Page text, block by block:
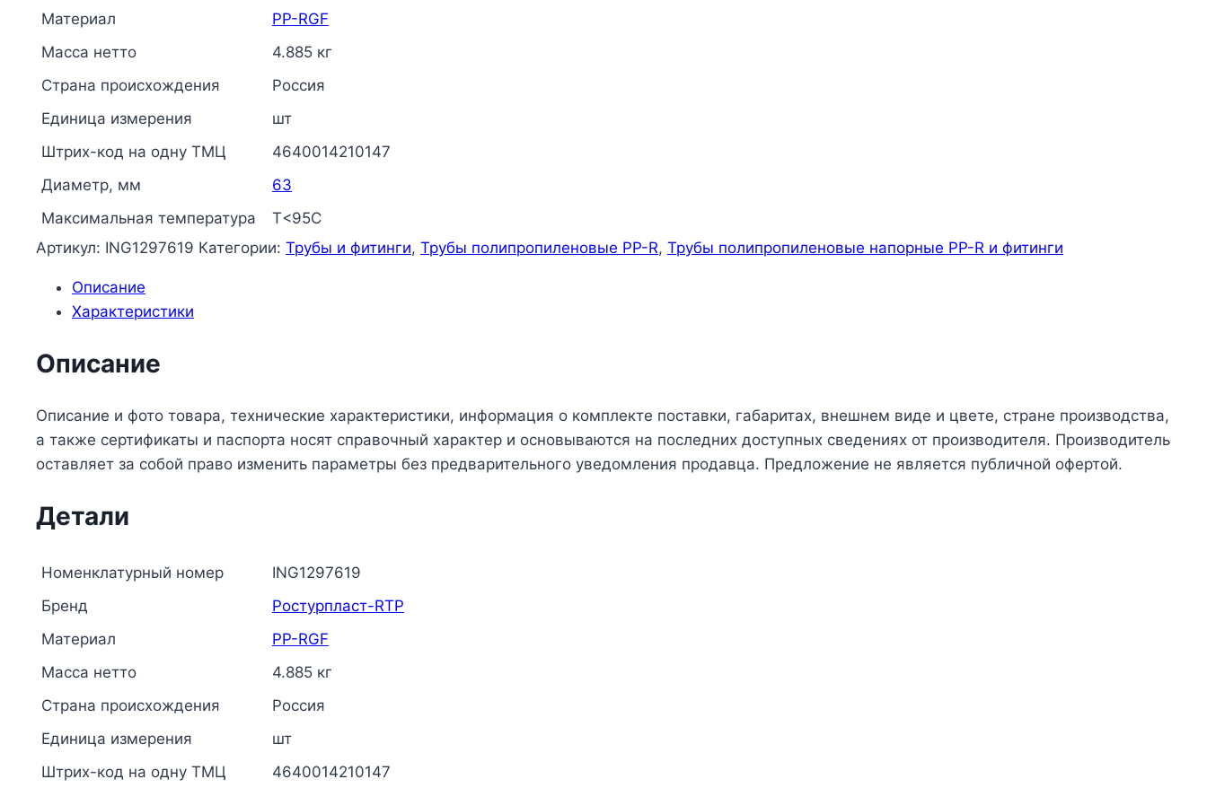
белая
стекловолокном
Дн
63х8,6
SDR7,4
Т
Материал
PP-RGF
Масса нетто
4.885 кг
Страна происхождения
Россия
Единица измерения
шт
Штрих-код на одну ТМЦ
4640014210147
Диаметр, мм
63
Максимальная температура
Т<95С
Артикул: ING1297619 Категории: Трубы и фитинги, Трубы полипропиленовые PP-R, Трубы полипропиленовые напорные PP-R и фитинги
Описание
Характеристики
Описание
Описание и фото товара, технические характеристики, информация о комплекте поставки, габаритах, внешнем виде и цвете, стране производства,
а также сертификаты и паспорта носят справочный характер и основываются на последних доступных сведениях от производителя. Производитель
оставляет за собой право изменить параметры без предварительного уведомления продавца. Предложение не является публичной офертой.
Детали
Номенклатурный номер
ING1297619
Бренд
Ростурпласт-RTP
Материал
PP-RGF
Масса нетто
4.885 кг
Страна происхождения
Россия
Единица измерения
шт
Штрих-код на одну ТМЦ
4640014210147